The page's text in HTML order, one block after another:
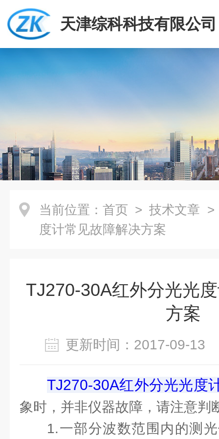
天津综科科技有限公司
当前位置： 首页 > 技术文章 >
度计常见故障解决方案
TJ270-30A红外分光光
方案
更新时间：2017-09-
TJ270-30A红外分光光度
象时，并非仪器故障，请注意判
1.一部分波数范围内的测